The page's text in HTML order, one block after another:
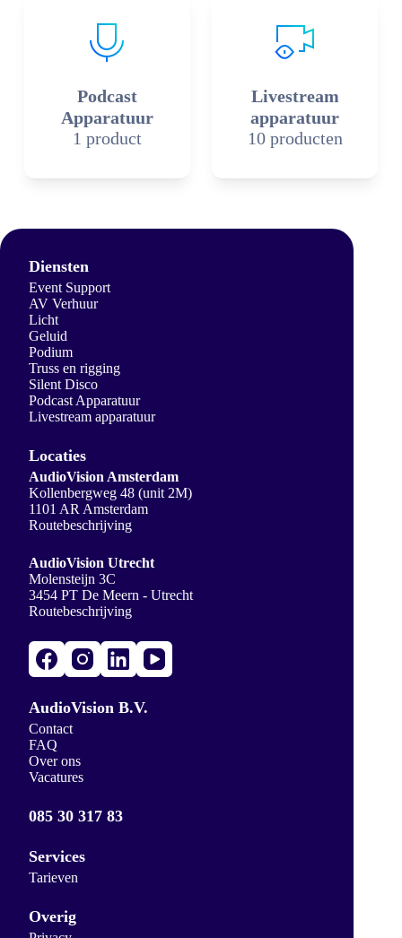
Podcast
Apparatuur
1 product
Livestream
apparatuur
10 producten
Diensten
Event Support
AV Verhuur
Licht
Geluid
Podium
Truss en rigging
Silent Disco
Podcast Apparatuur
Livestream apparatuur
Locaties
AudioVision Amsterdam
Kollenbergweg 48 (unit 2M)
1101 AR Amsterdam
Routebeschrijving
AudioVision Utrecht
Molensteijn 3C
3454 PT De Meern - Utrecht
Routebeschrijving
AudioVision B.V.
Contact
FAQ
Over ons
Vacatures
085 30 317 83
Services
Tarieven
Overig